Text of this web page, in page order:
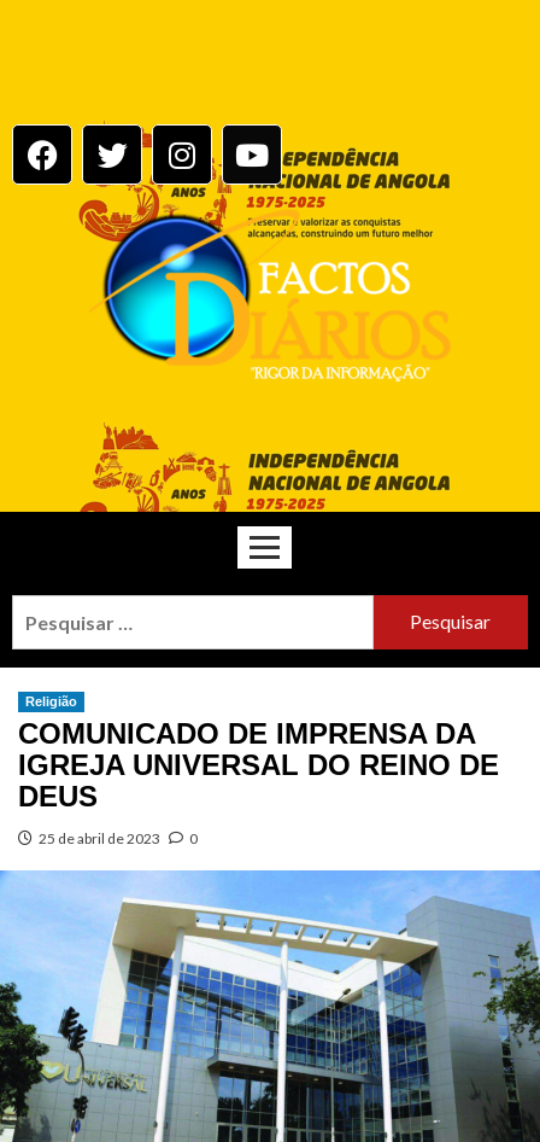
Religião
COMUNICADO DE IMPRENSA DA
IGREJA UNIVERSAL DO REINO DE
DEUS
25 de abril de 2023 0